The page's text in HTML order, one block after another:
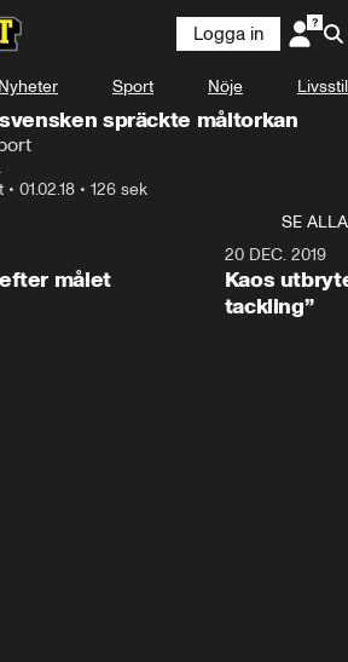
Logga in
Nyheter Sport Nöje Livsstil
spräckte måltorkan
• 01.02.18 • 126 sek
SE ALLA
målet
20 DEC. 2019
Kaos
tackling”